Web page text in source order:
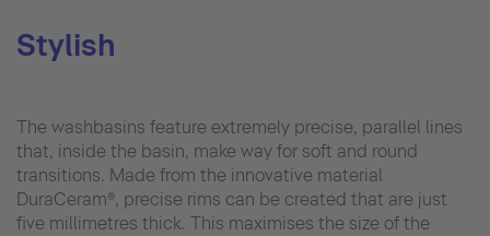
Stylish
The washbasins feature extremely precise, parallel lines
that, inside the basin, make way for soft and round
transitions. Made from the innovative material
DuraCeram®, precise rims can be created that are just
five millimetres thick. This maximises the size of the